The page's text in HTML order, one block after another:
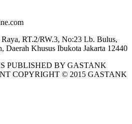
RT.2/RW.3, No:23 Lb. Bulus,
Daerah Khusus Ibukota Jakarta 12440
PUBLISHED BY GASTANK
COPYRIGHT © 2015 GASTANK